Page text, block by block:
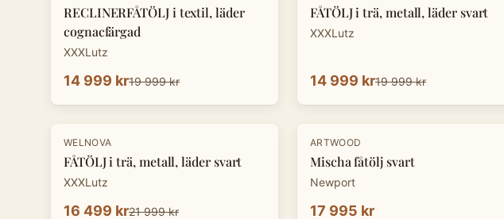
RECLINERFÅTÖLJ i textil, läder
cognacfärgad
XXXLutz
14 999 kr19 999 kr
FÅTÖLJ i trä, metall, läder svart
XXXLutz
14 999 kr19 999 kr
-25 %
WELNOVA
FÅTÖLJ i trä, metall, läder svart
XXXLutz
16 499 kr21 999 kr
ARTWOOD
Mischa fåtölj svart
Newport
17 995 kr